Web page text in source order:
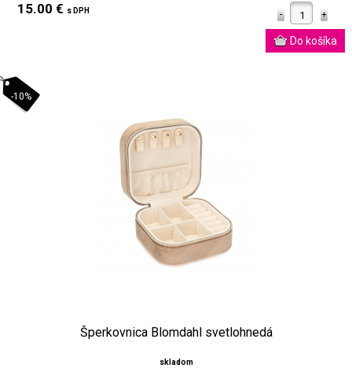
15.00 € s DPH
-10%
Šperkovnica Blomdahl svetlohnedá
skladom